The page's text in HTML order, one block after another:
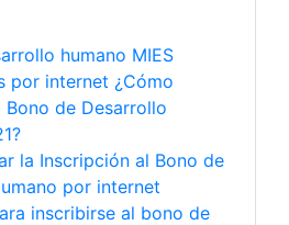
humano MIES
por internet ¿Cómo
Bono de Desarrollo
la Inscripción al Bono de
por internet
inscribirse al bono de